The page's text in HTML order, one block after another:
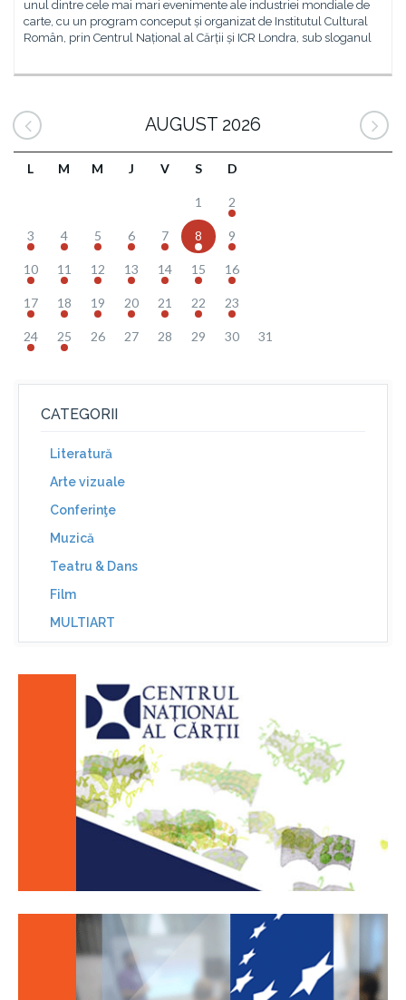
unul dintre cele mai mari evenimente ale industriei mondiale de
carte, cu un program conceput și organizat de Institutul Cultural
Român, prin Centrul Național al Cărții și ICR Londra, sub sloganul
AUGUST 2026
L M M J V S D
1 2
3 4 5 6 7 8 9
10 11 12 13 14 15 16
17 18 19 20 21 22 23
24 25 26 27 28 29 30 31
CATEGORII
Literatură
Arte vizuale
Conferinţe
Muzică
Teatru & Dans
Film
MULTIART